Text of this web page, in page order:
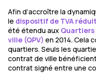
Afin d’accroître la
le dispositif de TVA
été étendu aux
ville (QPV) en 2014. Cela
quartiers. Seuls les
contrat de ville
contrat signé entre une